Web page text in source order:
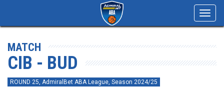
MATCH
CIB - BUD
ROUND 25, AdmiralBet ABA League, Season 2024/25